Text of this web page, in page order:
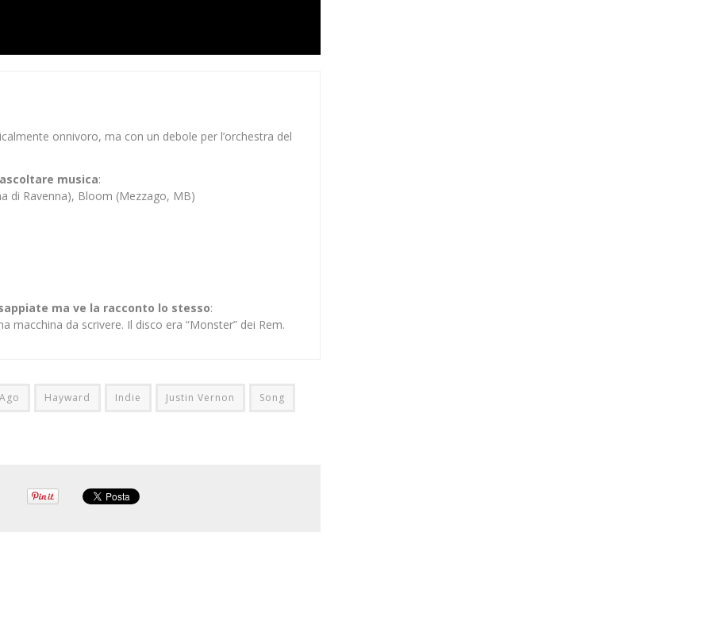
onnivoro, ma con un debole per l’orchestra del
musica:
di Ravenna), Bloom (Mezzago, MB)
ma ve la racconto lo stesso:
macchina da scrivere. Il disco era “Monster” dei Rem.
Hayward Indie Justin Vernon Song